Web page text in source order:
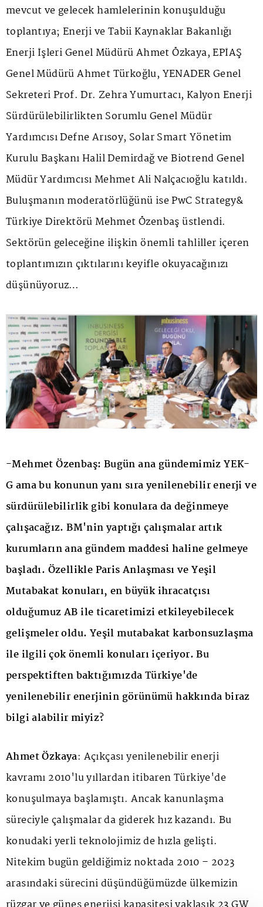
mevcut ve gelecek hamlelerinin konuşulduğu
toplantıya; Enerji ve Tabii Kaynaklar Bakanlığı
Enerji İşleri Genel Müdürü Ahmet Özkaya, EPİAŞ
Genel Müdürü Ahmet Türkoğlu, YENADER Genel
Sekreteri Prof. Dr. Zehra Yumurtacı, Kalyon Enerji
Sürdürülebilirlikten Sorumlu Genel Müdür
Yardımcısı Defne Arısoy, Solar Smart Yönetim
Kurulu Başkanı Halil Demirdağ ve Biotrend Genel
Müdür Yardımcısı Mehmet Ali Nalçacıoğlu katıldı.
Buluşmanın moderatörlüğünü ise PwC Strategy&
Türkiye Direktörü Mehmet Özenbaş üstlendi.
Sektörün geleceğine ilişkin önemli tahliller içeren
toplantımızın çıktılarını keyifle okuyacağınızı
düşünüyoruz…
-Mehmet Özenbaş: Bugün ana gündemimiz YEK-
G ama bu konunun yanı sıra yenilenebilir enerji ve
sürdürülebilirlik gibi konulara da değinmeye
çalışacağız. BM'nin yaptığı çalışmalar artık
kurumların ana gündem maddesi haline gelmeye
başladı. Özellikle Paris Anlaşması ve Yeşil
Mutabakat konuları, en büyük ihracatçısı
olduğumuz AB ile ticaretimizi etkileyebilecek
gelişmeler oldu. Yeşil mutabakat karbonsuzlaşma
ile ilgili çok önemli konuları içeriyor. Bu
perspektiften baktığımızda Türkiye'de
yenilenebilir enerjinin görünümü hakkında biraz
bilgi alabilir miyiz?
Ahmet Özkaya: Açıkçası yenilenebilir enerji
kavramı 2010'lu yıllardan itibaren Türkiye'de
konuşulmaya başlamıştı. Ancak kanunlaşma
süreciyle çalışmalar da giderek hız kazandı. Bu
konudaki yerli teknolojimiz de hızla gelişti.
Nitekim bugün geldiğimiz noktada 2010 – 2023
arasındaki sürecini düşündüğümüzde ülkemizin